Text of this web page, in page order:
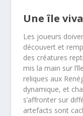
Une île
Les joueurs
découvert et
des créatures
mis la main sur
reliques aux
dynamique, et
s’affronter sur
artefacts sont